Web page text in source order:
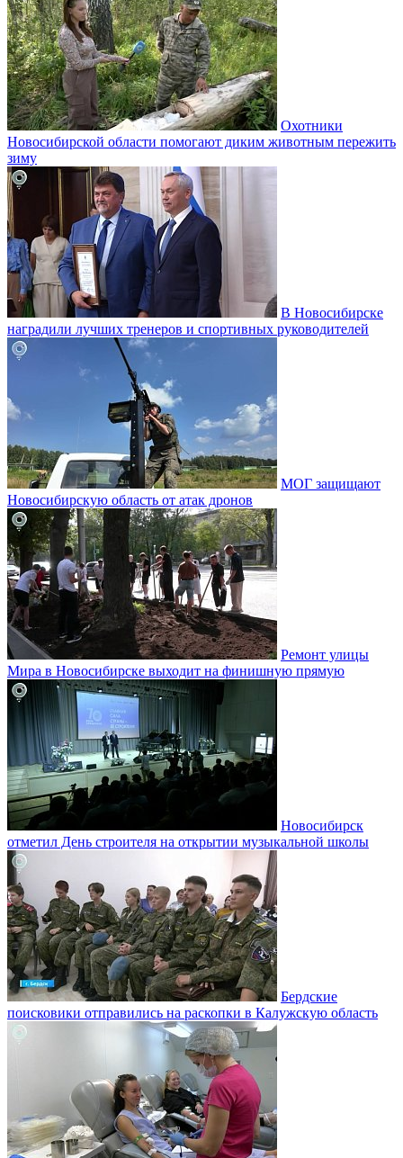
Охотники
Новосибирской области помогают диким животным пережить
зиму
В Новосибирске
наградили лучших тренеров и спортивных руководителей
МОГ защищают
Новосибирскую область от атак дронов
Ремонт улицы
Мира в Новосибирске выходит на финишную прямую
Новосибирск
отметил День строителя на открытии музыкальной школы
Бердские
поисковики отправились на раскопки в Калужскую область